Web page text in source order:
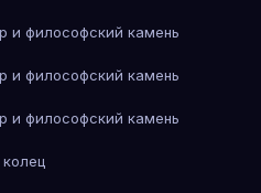
и философский камень
и философский камень
и философский камень